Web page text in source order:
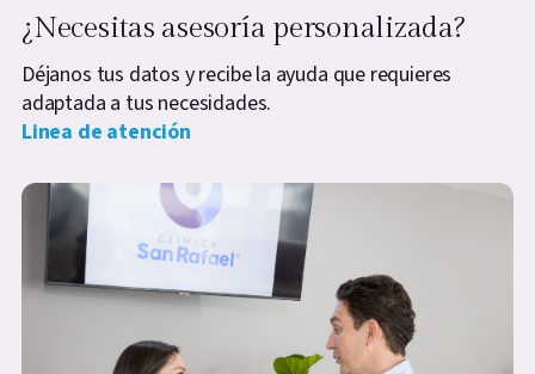
¿Necesitas asesoría personalizada?
Déjanos tus datos y recibe la ayuda que requieres
adaptada a tus necesidades.
Linea de atención